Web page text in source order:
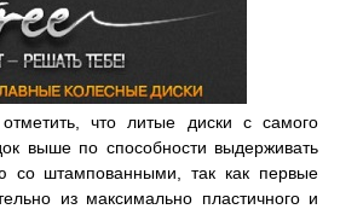
что литые диски с самого
выше по способности выдерживать
со штампованными, так как первые
из максимально пластичного и